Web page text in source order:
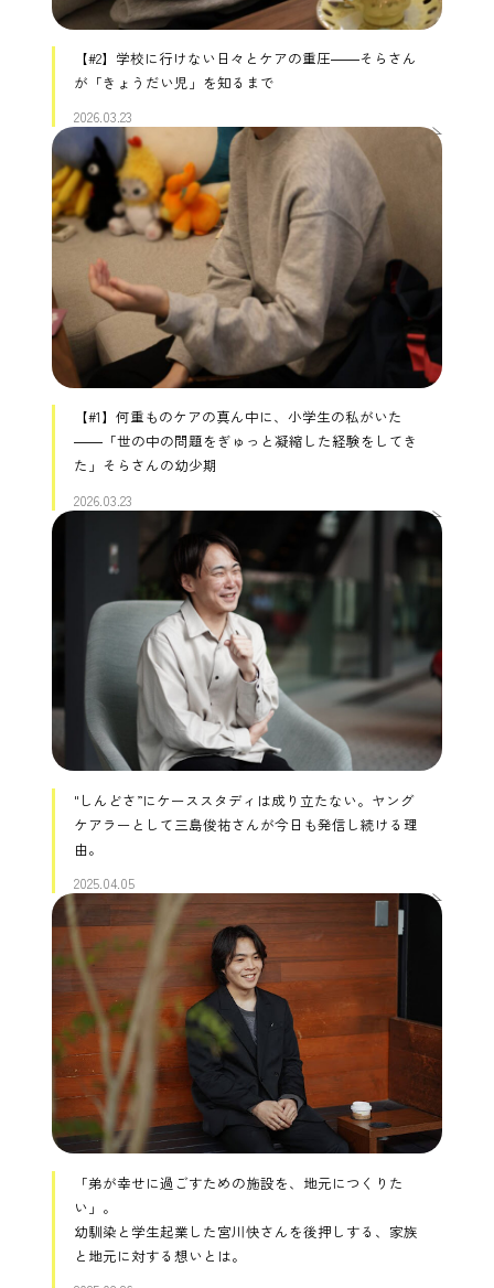
【#2】学校に行けない日々とケアの重圧――そらさん
が「きょうだい児」を知るまで
2026.03.23
【#1】何重ものケアの真ん中に、小学生の私がいた
――「世の中の問題をぎゅっと凝縮した経験をしてき
た」そらさんの幼少期
2026.03.23
"しんどさ”にケーススタディは成り立たない。ヤング
ケアラーとして三島俊祐さんが今日も発信し続ける理
由。
2025.04.05
「弟が幸せに過ごすための施設を、地元につくりた
い」。
幼馴染と学生起業した宮川快さんを後押しする、家族
と地元に対する想いとは。